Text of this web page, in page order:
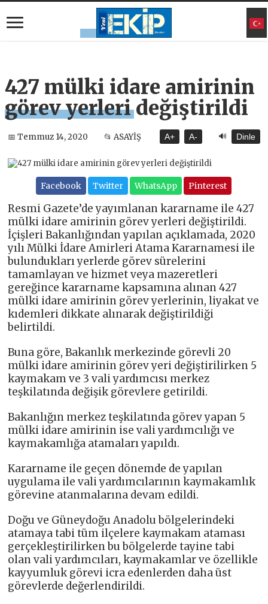
427 mülki idare amirinin
görev yerleri değiştirildi
📅 Temmuz 14, 2020 📂 ASAYİŞ A+ A- 🔊 Dinle
Facebook Twitter WhatsApp Pinterest
Resmi Gazete’de yayımlanan kararname ile 427
mülki idare amirinin görev yerleri değiştirildi.
İçişleri Bakanlığından yapılan açıklamada, 2020
yılı Mülki İdare Amirleri Atama Kararnamesi ile
bulundukları yerlerde görev sürelerini
tamamlayan ve hizmet veya mazeretleri
gereğince kararname kapsamına alınan 427
mülki idare amirinin görev yerlerinin, liyakat ve
kıdemleri dikkate alınarak değiştirildiği
belirtildi.
Buna göre, Bakanlık merkezinde görevli 20
mülki idare amirinin görev yeri değiştirilirken 5
kaymakam ve 3 vali yardımcısı merkez
teşkilatında değişik görevlere getirildi.
Bakanlığın merkez teşkilatında görev yapan 5
mülki idare amirinin ise vali yardımcılığı ve
kaymakamlığa atamaları yapıldı.
Kararname ile geçen dönemde de yapılan
uygulama ile vali yardımcılarının kaymakamlık
görevine atanmalarına devam edildi.
Doğu ve Güneydoğu Anadolu bölgelerindeki
atamaya tabi tüm ilçelere kaymakam ataması
gerçekleştirilirken bu bölgelerde tayine tabi
olan vali yardımcıları, kaymakamlar ve özellikle
kayyumluk görevi icra edenlerden daha üst
görevlerde değerlendirildi.